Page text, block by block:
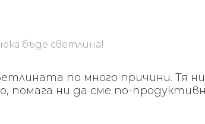
бъде светлина!
по много причини. Тя
помага ни да сме по-